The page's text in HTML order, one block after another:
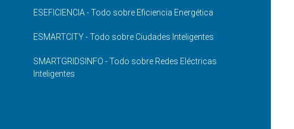
ESEFICIENCIA - Todo sobre Eficiencia Energética
ESMARTCITY - Todo sobre Ciudades Inteligentes
SMARTGRIDSINFO - Todo sobre Redes Eléctricas
Inteligentes